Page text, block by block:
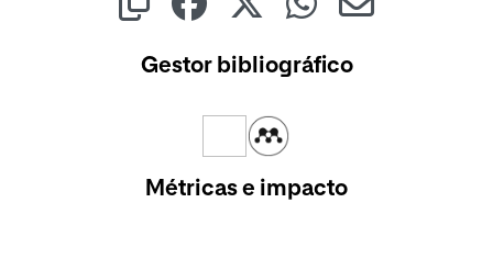
Gestor bibliográfico
Métricas e impacto